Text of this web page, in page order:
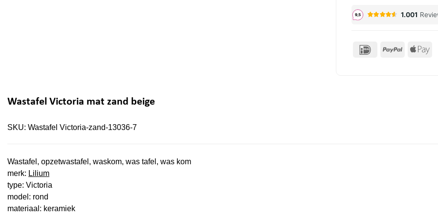
IDeal PayPal
Wastafel Victoria mat zand beige
SKU: Wastafel Victoria-zand-13036-7
Wastafel, opzetwastafel, waskom, was tafel, was kom
merk: Lilium
type: Victoria
model: rond
materiaal: keramiek